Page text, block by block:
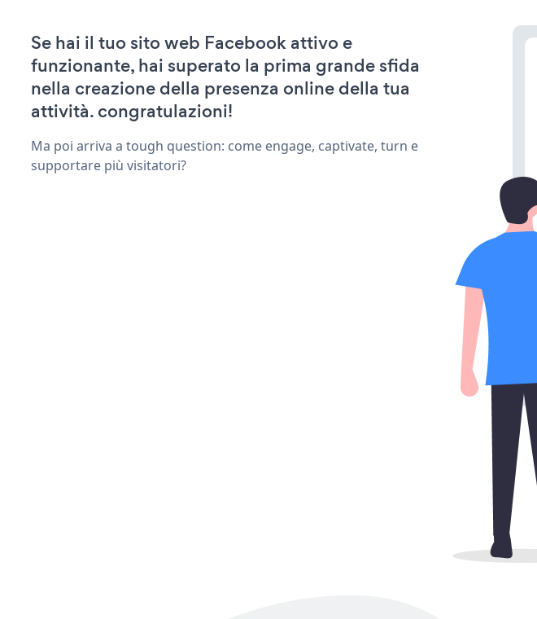
Se hai il tuo sito web Facebook attivo e
funzionante, hai superato la prima grande sfida
nella creazione della presenza online della tua
attività. congratulazioni!
Ma poi arriva a tough question: come engage, captivate, turn e
supportare più visitatori?